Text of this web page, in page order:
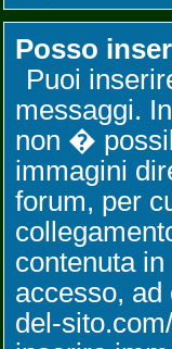
Posso
Puoi
messaggi.
non �
immagini
forum, per
contenuta
accesso,
del-